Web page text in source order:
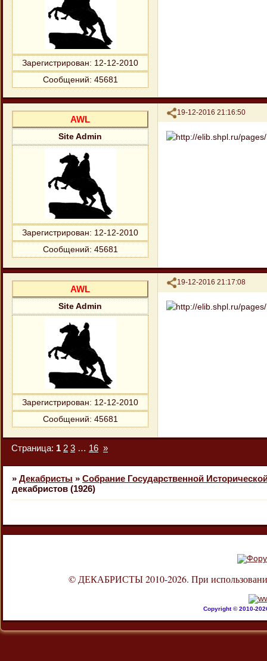
Зарегистрирован: 12-12-2010
Сообщений: 45681
Поделиться
19-12-2016 21:16:50
AWL
Site Admin
Зарегистрирован: 12-12-2010
Сообщений: 45681
Поделиться
19-12-2016 21:17:08
AWL
Site Admin
Зарегистрирован: 12-12-2010
Сообщений: 45681
Страница: 1 2 3 … 16 »
» Декабристы » Собрание Государственной
декабристов (1926)
© ДЕКАБРИСТЫ 2010-2026. При использовании
Copyright © 2010-